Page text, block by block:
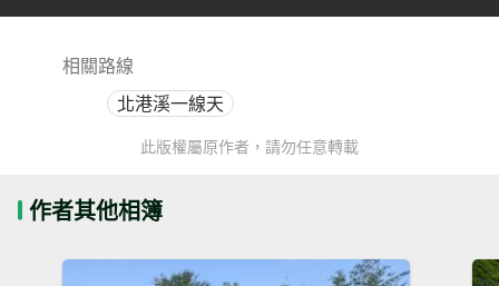
相關路線
北港溪一線天
此版權屬原作者，請勿任意轉載
作者其他相簿